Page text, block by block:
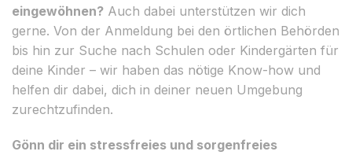
eingewöhnen? Auch dabei unterstützen wir dich
gerne. Von der Anmeldung bei den örtlichen Behörden
bis hin zur Suche nach Schulen oder Kindergärten für
deine Kinder – wir haben das nötige Know-how und
helfen dir dabei, dich in deiner neuen Umgebung
zurechtzufinden.
Gönn dir ein stressfreies und sorgenfreies